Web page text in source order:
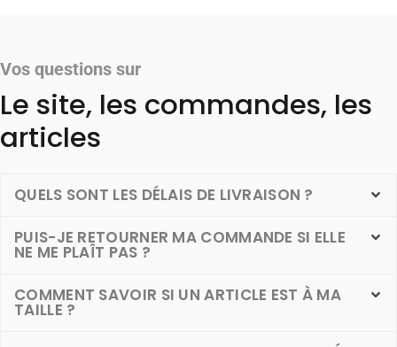
Vos questions sur
Le site, les commandes, les
articles
QUELS SONT LES DÉLAIS DE LIVRAISON ?
PUIS-JE RETOURNER MA COMMANDE SI ELLE
NE ME PLAÎT PAS ?
COMMENT SAVOIR SI UN ARTICLE EST À MA
TAILLE ?